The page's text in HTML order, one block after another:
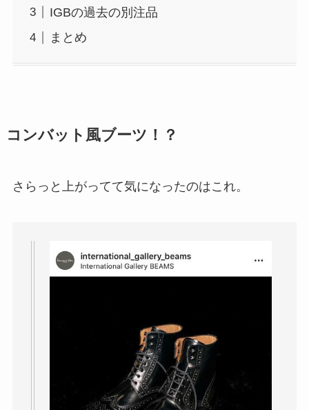
IGBの過去の別注品
まとめ
コンバット風ブーツ！？
さらっと上がってて気になったのはこれ。